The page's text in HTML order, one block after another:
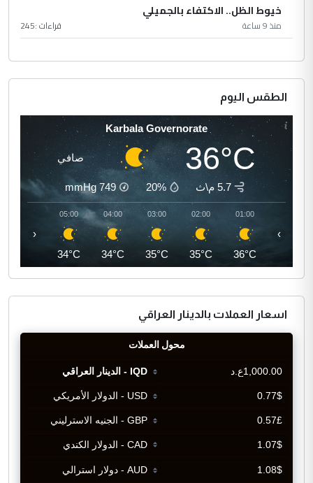
خيوط الظل.. الاكتفاء بالجميلي
منذ 9 ساعة قراءات :245
الطقس اليوم
Karbala Governorate
36°C صافي
5.7 م\ث 20%
749
mmHg
01:00
36°C
02:00
35°C
03:00
35°C
04:00
34°C
05:00
34°C
‹ ›
اسعار العملات بالدينار العراقي